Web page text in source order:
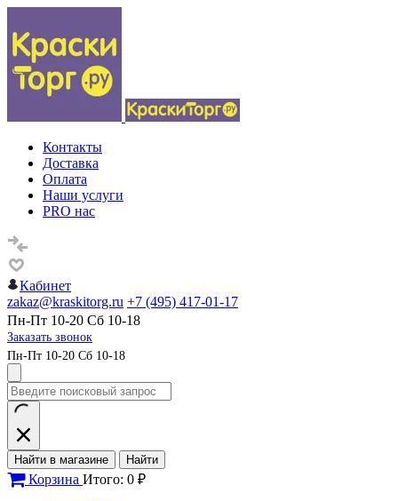
Контакты
Доставка
Оплата
Наши услуги
PRO нас
Кабинет
zakaz@kraskitorg.ru +7 (495) 417-01-17
Пн-Пт 10-20 Сб 10-18
Заказать звонок
Пн-Пт 10-20 Сб 10-18
Найти в магазине Найти
Корзина Итого: 0 ₽